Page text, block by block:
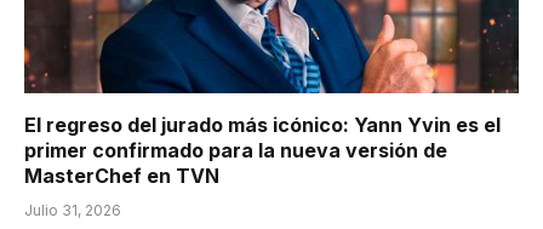
El regreso del jurado más icónico: Yann Yvin es el
primer confirmado para la nueva versión de
MasterChef en TVN
Julio 31, 2026